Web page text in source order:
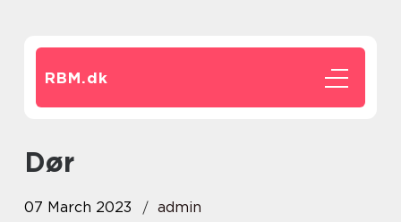
RBM.dk
dør
07 March 2023 admin